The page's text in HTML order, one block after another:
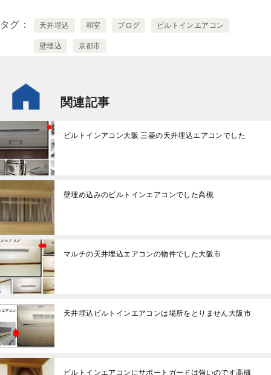
タグ 天井埋込 和室 ブログ ビルトインエアコン
壁埋込 京都市
関連記事
ビルトインアコン大阪 三菱の天井埋込エアコンでした
壁埋め込みのビルトインエアコンでした高槻
マルチの天井埋込エアコンの物件でした大阪市
天井埋込ビルトインエアコンは場所をとりません大阪市
ビルトインエアコンにサポートガードは強いのです高槻